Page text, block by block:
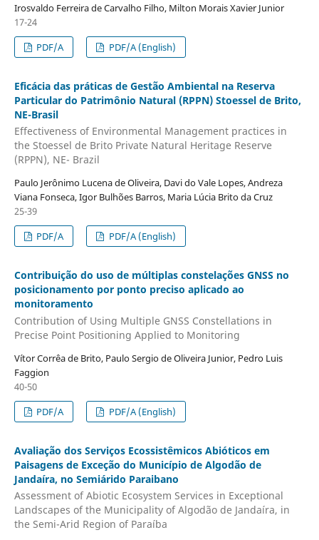
Irosvaldo Ferreira de Carvalho Filho, Milton Morais Xavier Junior
17-24
PDF/A
PDF/A (English)
Eficácia das práticas de Gestão Ambiental na Reserva
Particular do Patrimônio Natural (RPPN) Stoessel de Brito,
NE-Brasil
Effectiveness of Environmental Management practices in
the Stoessel de Brito Private Natural Heritage Reserve
(RPPN), NE- Brazil
Paulo Jerônimo Lucena de Oliveira, Davi do Vale Lopes, Andreza
Viana Fonseca, Igor Bulhões Barros, Maria Lúcia Brito da Cruz
25-39
PDF/A
PDF/A (English)
Contribuição do uso de múltiplas constelações GNSS no
posicionamento por ponto preciso aplicado ao
monitoramento
Contribution of Using Multiple GNSS Constellations in
Precise Point Positioning Applied to Monitoring
Vítor Corrêa de Brito, Paulo Sergio de Oliveira Junior, Pedro Luis
Faggion
40-50
PDF/A
PDF/A (English)
Avaliação dos Serviços Ecossistêmicos Abióticos em
Paisagens de Exceção do Município de Algodão de
Jandaíra, no Semiárido Paraibano
Assessment of Abiotic Ecosystem Services in Exceptional
Landscapes of the Municipality of Algodão de Jandaíra, in
the Semi-Arid Region of Paraíba